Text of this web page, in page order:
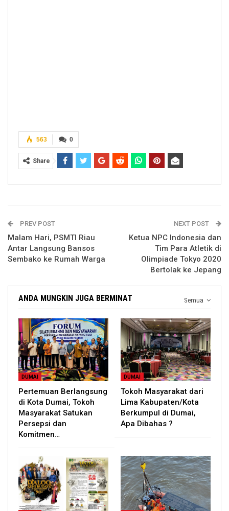
0
563
Share
PREV POST
Malam Hari, PSMTI Riau
Antar Langsung Bansos
Sembako ke Rumah Warga
NEXT POST
Ketua NPC Indonesia dan
Tim Para Atletik di
Olimpiade Tokyo 2020
Bertolak ke Jepang
Semua
ANDA MUNGKIN JUGA BERMINAT
DUMAI
Pertemuan Berlangsung
di Kota Dumai, Tokoh
Masyarakat Satukan
Persepsi dan
Komitmen…
DUMAI
Tokoh Masyarakat dari
Lima Kabupaten/Kota
Berkumpul di Dumai,
Apa Dibahas ?